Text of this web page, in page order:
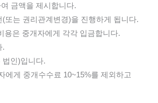
금액을 제시합니다.
또는 권리관계변경)을 진행하게 됩니다.
용은 중개자에게 각각 입금합니다.
.
인)입니다.
에게 중개수수료 10~15%를 제외하고